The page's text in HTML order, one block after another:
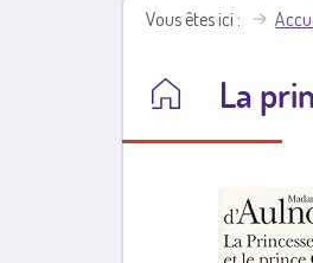
Vous êtes ici
La